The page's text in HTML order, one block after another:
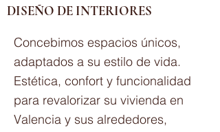
DISEÑO DE INTERIORES
Concebimos espacios únicos,
adaptados a su estilo de vida.
Estética, confort y funcionalidad
para revalorizar su vivienda en
Valencia y sus alrededores,